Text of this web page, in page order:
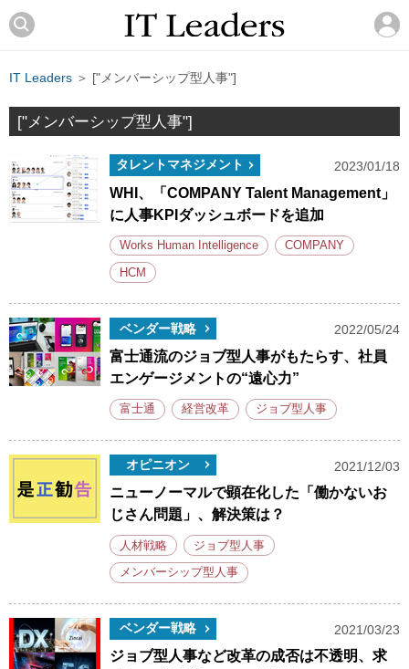
IT Leaders ＞ ["メンバーシップ型人事"]
["メンバーシップ型人事"]
タレントマネジメント 2023/01/18
WHI、「COMPANY Talent Management」
に人事KPIダッシュボードを追加
Works Human Intelligence COMPANY
HCM
ベンダー戦略 2022/05/24
富士通流のジョブ型人事がもたらす、社員
エンゲージメントの“遠心力”
富士通 経営改革 ジョブ型人事
オピニオン 2021/12/03
ニューノーマルで顕在化した「働かないお
じさん問題」、解決策は？
人材戦略 ジョブ型人事
メンバーシップ型人事
ベンダー戦略 2021/03/23
ジョブ型人事など改革の成否は不透明、求